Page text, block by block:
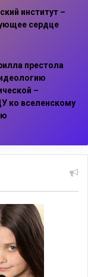
институт –
сердце
престола
–
ко вселенскому